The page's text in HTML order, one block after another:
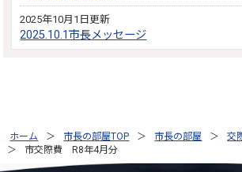
2025年10月1日更新
2025.10.1市長メッセージ
ホーム 市長の部屋TOP 市長の部屋 交
市交際費 R8年4月分